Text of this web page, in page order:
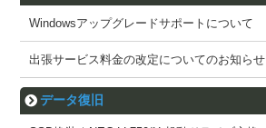
Windowsアップグレードサポートについて
出張サービス料金の改定についてのお知らせ
データ復旧